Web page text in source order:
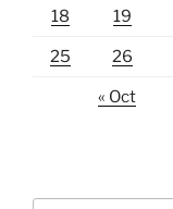
18 19
25 26
« Oct